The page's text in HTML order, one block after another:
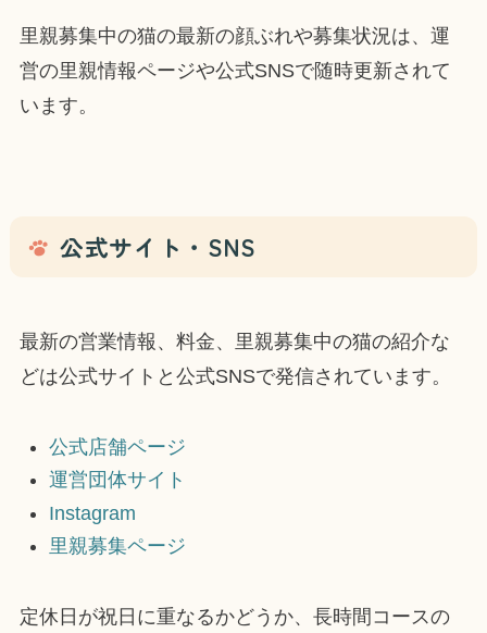
里親募集中の猫の最新の顔ぶれや募集状況は、運
営の里親情報ページや公式SNSで随時更新されて
います。
公式サイト・SNS
最新の営業情報、料金、里親募集中の猫の紹介な
どは公式サイトと公式SNSで発信されています。
公式店舗ページ
運営団体サイト
Instagram
里親募集ページ
定休日が祝日に重なるかどうか、長時間コースの